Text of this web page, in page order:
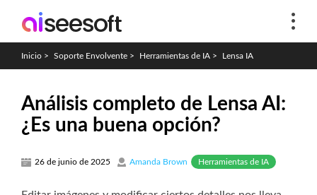
Inicio > Soporte Envolvente > Herramientas de IA > Lensa IA
Análisis completo de Lensa AI:
¿Es una buena opción?
26 de junio de 2025 Amanda Brown Herramientas de IA